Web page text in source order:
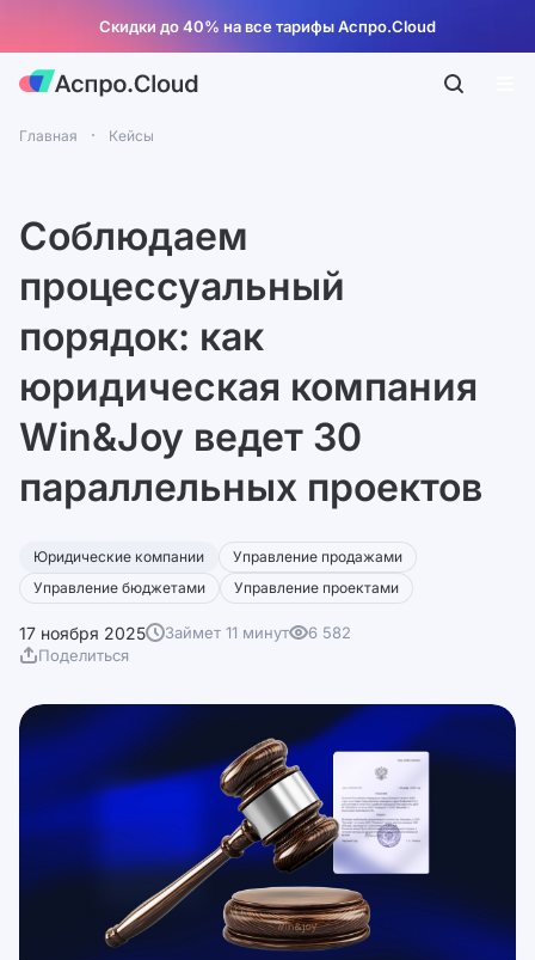
Скидки до 40% на все тарифы Аспро.Cloud
Главная Кейсы
Соблюдаем
процессуальный
порядок: как
юридическая компания
Win&Joy ведет 30
параллельных проектов
Юридические компании
Управление продажами
Управление бюджетами
Управление проектами
17 ноября 2025 Займет 11 минут
6 582
Поделиться